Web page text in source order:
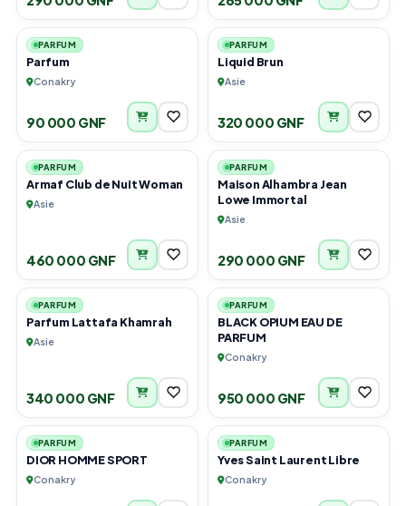
2
PARFUM
Parfum
Conakry
90 000 GNF
2
PARFUM
Liquid Brun
Asie
320 000 GNF
1
PARFUM
Armaf Club de Nuit Woman
Asie
460 000 GNF
1
PARFUM
Maison Alhambra Jean
Lowe Immortal
Asie
290 000 GNF
2
PARFUM
Parfum Lattafa Khamrah
Asie
340 000 GNF
1
PARFUM
BLACK OPIUM EAU DE
PARFUM
Conakry
950 000 GNF
1
PARFUM
DIOR HOMME SPORT
Conakry
1
PARFUM
Yves Saint Laurent Libre
Conakry